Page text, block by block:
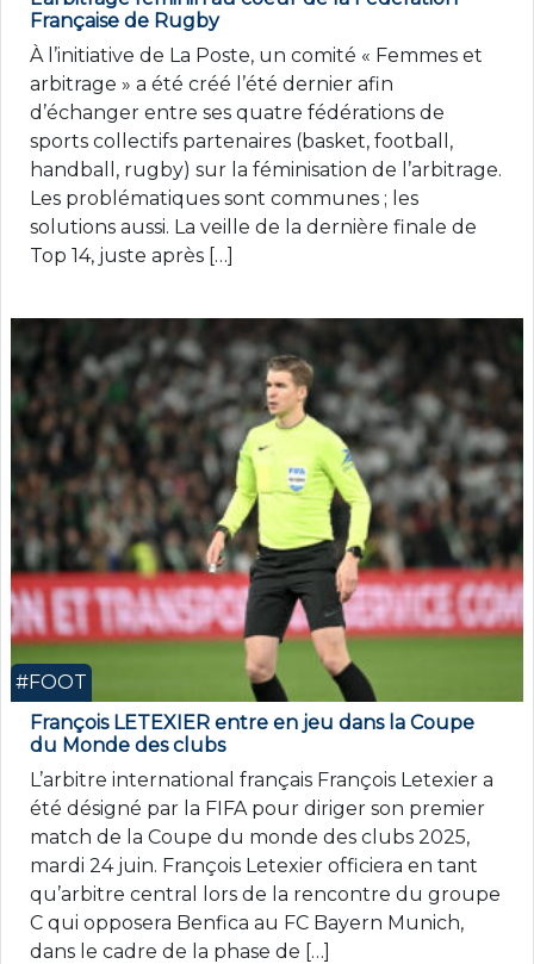
Française de Rugby
À l’initiative de La Poste, un comité « Femmes et
arbitrage » a été créé l’été dernier afin
d’échanger entre ses quatre fédérations de
sports collectifs partenaires (basket, football,
handball, rugby) sur la féminisation de l’arbitrage.
Les problématiques sont communes ; les
solutions aussi. La veille de la dernière finale de
Top 14, juste après […]
#FOOT
François LETEXIER entre en jeu dans la Coupe
du Monde des clubs
L’arbitre international français François Letexier a
été désigné par la FIFA pour diriger son premier
match de la Coupe du monde des clubs 2025,
mardi 24 juin. François Letexier officiera en tant
qu’arbitre central lors de la rencontre du groupe
C qui opposera Benfica au FC Bayern Munich,
dans le cadre de la phase de […]